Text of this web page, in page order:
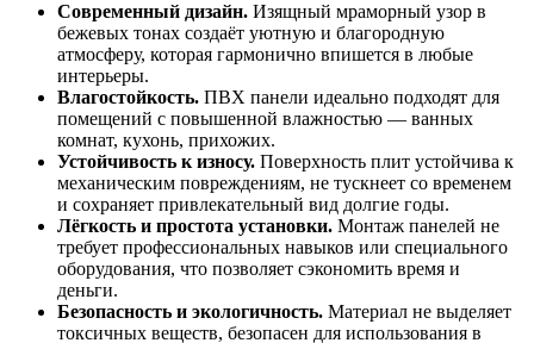
Современный дизайн. Изящный мраморный узор в
бежевых тонах создаёт уютную и благородную
атмосферу, которая гармонично впишется в любые
интерьеры.
Влагостойкость. ПВХ панели идеально подходят для
помещений с повышенной влажностью — ванных
комнат, кухонь, прихожих.
Устойчивость к износу. Поверхность плит устойчива к
механическим повреждениям, не тускнеет со временем
и сохраняет привлекательный вид долгие годы.
Лёгкость и простота установки. Монтаж панелей не
требует профессиональных навыков или специального
оборудования, что позволяет сэкономить время и
деньги.
Безопасность и экологичность. Материал не выделяет
токсичных веществ, безопасен для использования в